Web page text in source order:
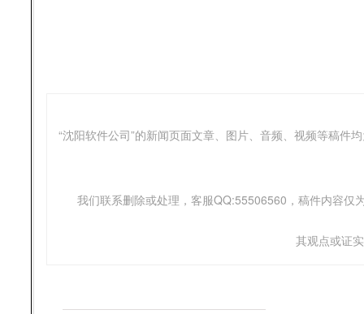
“沈阳软件公司”的新闻页面文章、图片、音频、视频等稿件
我们联系删除或处理，客服QQ:55506560，稿件内容仅
其观点或证